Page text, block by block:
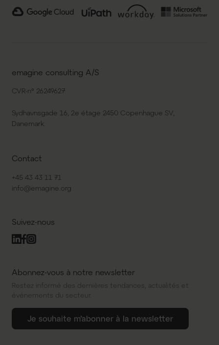
emagine consulting A/S
CVR-n° 26249627
Sydhavnsgade 16, 2e étage 2450 Copenhague SV,
Danemark.
Contact
+45 43 43 11 71
info@emagine.org
Suivez-nous
Abonnez-vous à notre newsletter
Restez informé des dernières tendances, actualités et
événements du secteur.
Je souhaite m’abonner à la newsletter